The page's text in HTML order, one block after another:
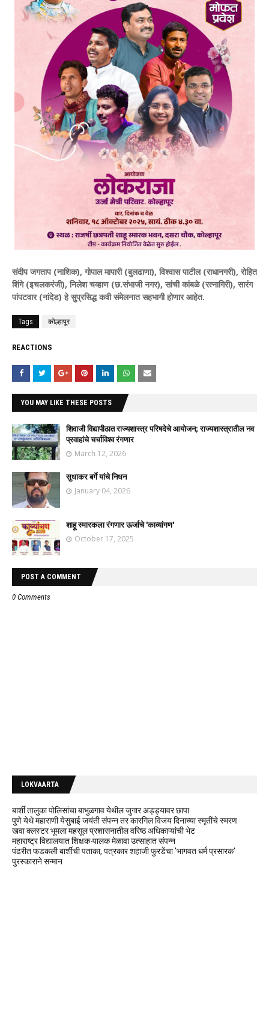
संदीप जगताप (नाशिक), गोपाल मापारी (बुलढाणा), विश्वास पाटील (राधानगरी), रोहित
शिंगे (इचलकरंजी), निलेश चव्हाण (छ.संभाजी नगर), सांची कांबळे (रत्नागिरी), सारंग
पांपटवार (नांदेड) हे सुप्रसिद्ध कवी संमेलनात सहभागी होणार आहेत.
Tags कोल्हापूर
REACTIONS
YOU MAY LIKE THESE POSTS
शिवाजी विद्यापीठात राज्यशास्त्र परिषदेचे आयोजन; राज्यशास्त्रातील नव
प्रवाहांचे चर्चाविश्व रंगणार
March 12, 2026
सुधाकर बर्गे यांचे निधन
January 04, 2026
शाहू स्मारकला रंगणार ऊर्जाचे 'काव्यांगण'
October 17, 2025
POST A COMMENT
0 Comments
LOKVAARTA
बार्शी तालुका पोलिसांचा बाभुळगाव येथील जुगार अड्ड्यावर छापा
पुणे येथे महाराणी येसुबाई जयंती संपन्न तर कारगिल विजय दिनाच्या स्मृतींचे स्मरण
खवा क्लस्टर भूमला महसूल प्रशासनातील वरिष्ठ अधिकाऱ्यांची भेट
महाराष्ट्र विद्यालयात शिक्षक-पालक मेळावा उत्साहात संपन्न
पंढरीत फडकली बार्शीची पताका, पत्रकार शहाजी फुरडेंचा 'भागवत धर्म प्रसारक'
पुरस्काराने सन्मान